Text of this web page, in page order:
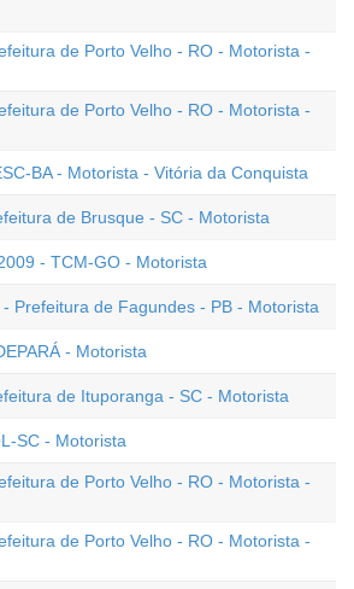
de Porto Velho - RO - Motorista -
de Porto Velho - RO - Motorista -
BA - Motorista - Vitória da Conquista
de Brusque - SC - Motorista
- TCM-GO - Motorista
Prefeitura de Fagundes - PB - Motorista
- Motorista
de Ituporanga - SC - Motorista
SC - Motorista
de Porto Velho - RO - Motorista -
de Porto Velho - RO - Motorista -